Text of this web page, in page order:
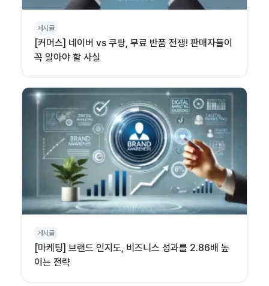
게시글
[커머스] 네이버 vs 쿠팡, 무료 반품 전쟁! 판매자들이
꼭 알아야 할 사실
게시글
[마케팅] 브랜드 인지도, 비즈니스 성과를 2.86배 높
이는 전략